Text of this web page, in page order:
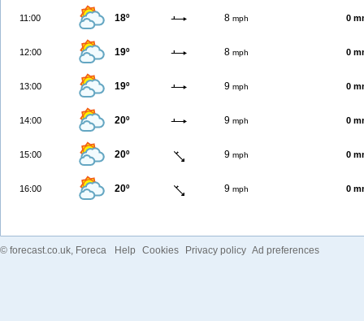
11:00 18º 8 mph 0
12:00 19º 8 mph 0
13:00 19º 9 mph 0
14:00 20º 9 mph 0
15:00 20º 9 mph 0
16:00 20º 9 mph 0
© forecast.co.uk , Foreca Help Cookies Privacy policy Ad preferences